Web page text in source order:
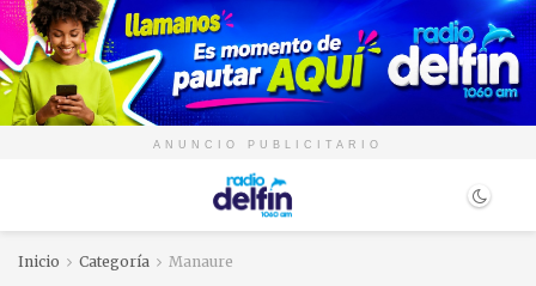
ANUNCIO PUBLICITARIO
Inicio Categoría Manaure